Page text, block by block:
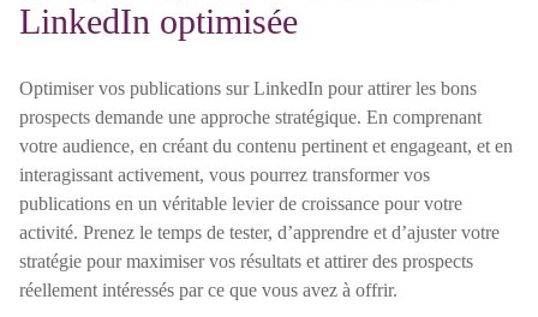
LinkedIn optimisée
Optimiser vos publications sur LinkedIn pour attirer les bons
prospects demande une approche stratégique. En comprenant
votre audience, en créant du contenu pertinent et engageant, et en
interagissant activement, vous pourrez transformer vos
publications en un véritable levier de croissance pour votre
activité. Prenez le temps de tester, d’apprendre et d’ajuster votre
stratégie pour maximiser vos résultats et attirer des prospects
réellement intéressés par ce que vous avez à offrir.